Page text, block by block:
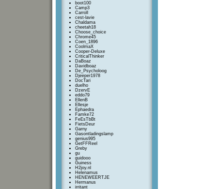
boot100
Camp3
Carroll
cest-lavie
Chaldama
cheetah18
Choose_choice
Chrome45
Coen_1896
CoolmaX
Cooper-Deluxe
CriticalThinker
DaBoaz
Davidboaz
De_Psycholoog
Djeeper1978
DocTari
duelho
DzervE
eddo79
EllenB
Ellesje
Ephaedra
Famke72
FeEsTbBt
FietsDeur
Garny
Gasontladingslamp
genius995
GetFFReel
Greby
gu
guidooo
Guiness
H2joy.nl
Helenamus
HENEWEERTJE
Hermanus
irritant